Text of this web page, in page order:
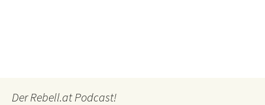
Der Rebell.at Podcast!